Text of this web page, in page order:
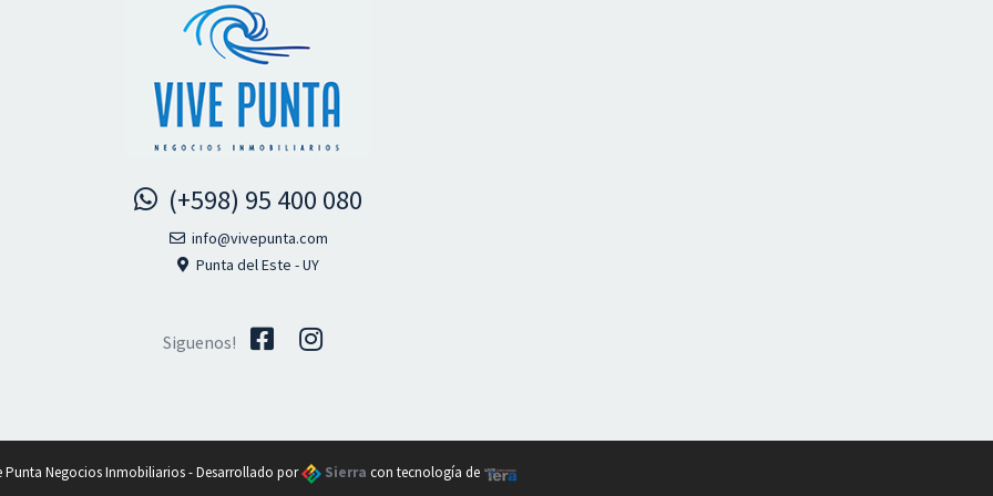
(+598) 95 400 080
info@vivepunta.com
Punta del Este - UY
Siguenos!
Punta Negocios Inmobiliarios - Desarrollado por Sierra con tecnología de